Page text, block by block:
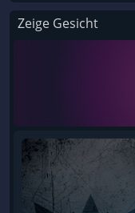
Zeige Gesicht